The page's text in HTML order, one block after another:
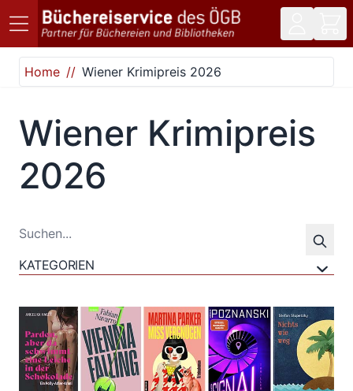
Direkt zum Inhalt
Home
Wiener Krimipreis 2026
Wiener Krimipreis
2026
KATEGORIEN